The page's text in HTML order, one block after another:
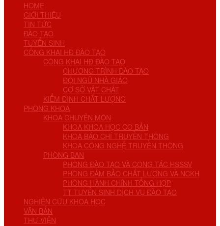
HOME
GIỚI THIỆU
TIN TỨC
ĐÀO TẠO
TUYỂN SINH
CÔNG KHAI HĐ ĐÀO TẠO
CÔNG KHAI HĐ ĐÀO TẠO
CHƯƠNG TRÌNH ĐÀO TẠO
ĐỘI NGŨ NHÀ GIÁO
CƠ SỞ VẬT CHẤT
KIỂM ĐỊNH CHẤT LƯỢNG
PHÒNG KHOA
KHOA CHUYÊN MÔN
KHOA KHOA HỌC CƠ BẢN
KHOA BÁO CHÍ TRUYỀN THÔNG
KHOA CÔNG NGHỆ TRUYỀN THÔNG
PHÒNG BAN
PHÒNG ĐÀO TẠO VÀ CÔNG TÁC HSSSV
PHÒNG ĐẢM BẢO CHẤT LƯỢNG VÀ NCKH
PHÒNG HÀNH CHÍNH TỔNG HỢP
TT TUYỂN SINH DỊCH VỤ ĐÀO TẠO
NGHIÊN CỨU KHOA HỌC
VĂN BẢN
THƯ VIỆN